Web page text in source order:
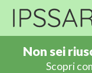
Non sei
Scopri